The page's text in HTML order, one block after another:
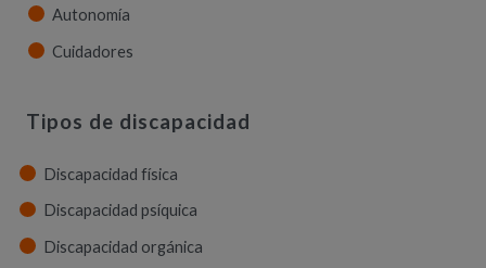
Autonomía
Cuidadores
Tipos de discapacidad
Discapacidad física
Discapacidad psíquica
Discapacidad orgánica